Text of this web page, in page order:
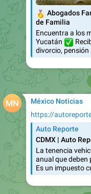
Abogados
de Familia
Encuentra a los
Yucatán
divorcio, pensión
México Noticias
https://
Auto Reporte
CDMX | Auto
La tenencia
anual que deben
Es un impuesto